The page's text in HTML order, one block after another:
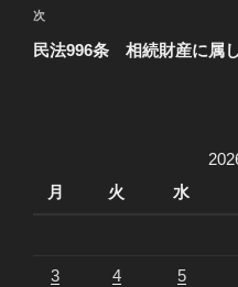
ビ
ゲ
投
稿
次
の
次
民法996条 相続財産に属
月
火 水
3 4 5